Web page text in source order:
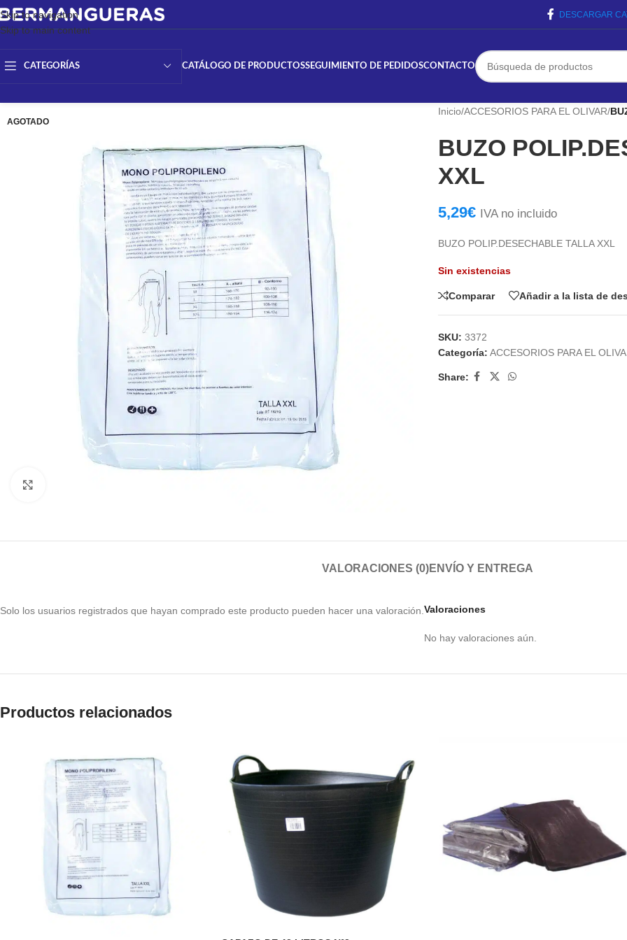
Skip to navigation
Skip to main content
DESCARGAR
CATEGORÍAS CATÁLOGO DE PRODUCTOSSEGUIMIENTO DE PEDIDOSCONTACTO
AGOTADO
Inicio/ACCESORIOS PARA EL OLIVAR/
BUZO
XXL
5,29€ IVA no incluido
BUZO POLIP.DESECHABLE TALLA XXL
Sin existencias
Comparar Añadir a la lista de
SKU: 3372
Categoría: ACCESORIOS PARA EL
Share:
VALORACIONES (0)ENVÍO Y ENTREGA
Valoraciones
No hay valoraciones aún.
Solo los usuarios registrados que hayan comprado este producto pueden hacer una valoración.
Productos relacionados